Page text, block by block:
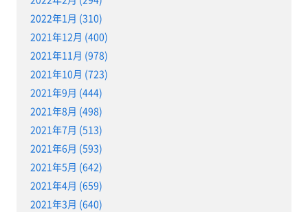
2022年1月 (310)
2021年12月 (400)
2021年11月 (978)
2021年10月 (723)
2021年9月 (444)
2021年8月 (498)
2021年7月 (513)
2021年6月 (593)
2021年5月 (642)
2021年4月 (659)
2021年3月 (640)